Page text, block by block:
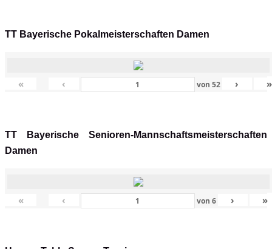
TT Bayerische Pokalmeisterschaften Damen
« ‹ von 52 › »
TT Bayerische Senioren-Mannschaftsmeisterschaften
Damen
« ‹ von 6 › »